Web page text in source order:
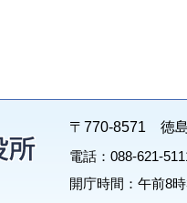
〒770-8571 徳
電話：088-621-
開庁時間：午前8